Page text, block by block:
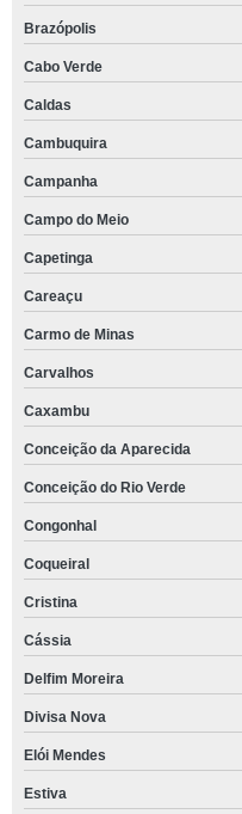
Brazópolis
Cabo Verde
Caldas
Cambuquira
Campanha
Campo do Meio
Capetinga
Careaçu
Carmo de Minas
Carvalhos
Caxambu
Conceição da Aparecida
Conceição do Rio Verde
Congonhal
Coqueiral
Cristina
Cássia
Delfim Moreira
Divisa Nova
Elói Mendes
Estiva